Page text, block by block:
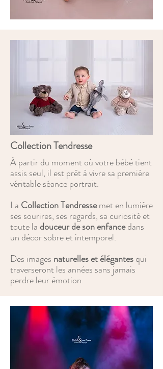
Collection Tendresse
À partir du moment où votre bébé tient
assis seul, il est prêt à vivre sa première
véritable séance portrait.
La Collection Tendressemet en lumière
ses sourires, ses regards, sa curiosité et
toute la douceur de son enfancedans
un décor sobre et intemporel.
Des images naturelles et élégantesqui
traverseront les années sans jamais
perdre leur émotion.